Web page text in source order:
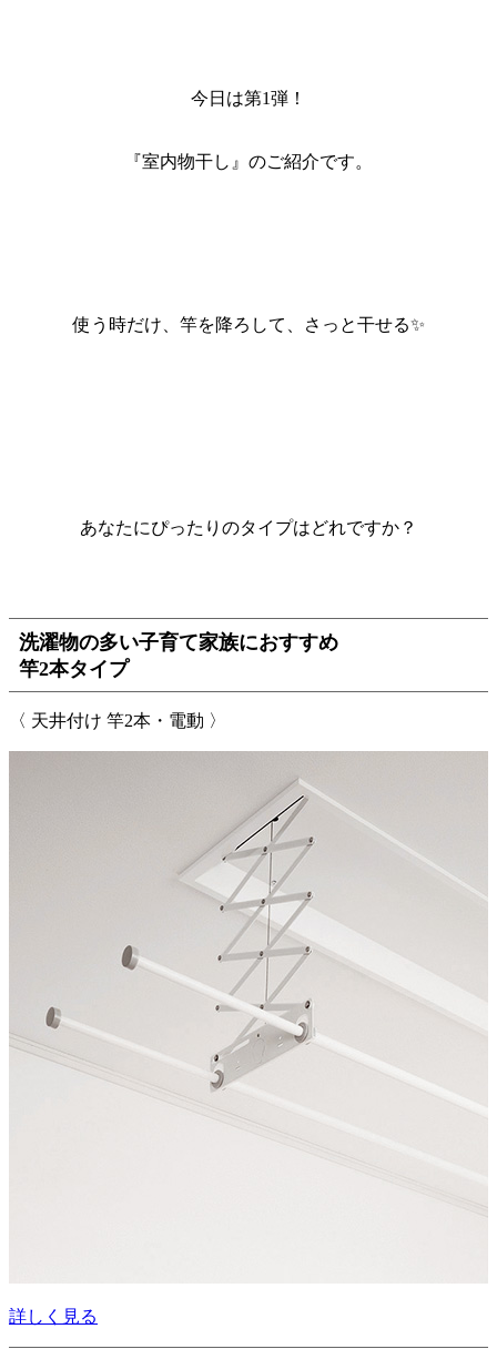
今日は第1弾！
『室内物干し』のご紹介です。
使う時だけ、竿を降ろして、さっと干せる✨
あなたにぴったりのタイプはどれですか？
洗濯物の多い子育て家族におすすめ
竿2本タイプ
〈 天井付け 竿2本・電動 〉
詳しく見る